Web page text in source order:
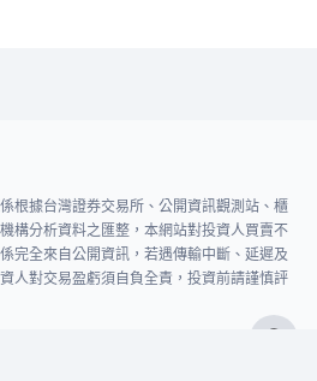
根據台灣證券交易所、公開資訊觀測站、櫃
構分析資料之匯整，本網站對投資人買賣不
完全來自公開資訊，若遇傳輸中斷、延遲及
人對交易盈虧須自負全責，投資前請謹慎評